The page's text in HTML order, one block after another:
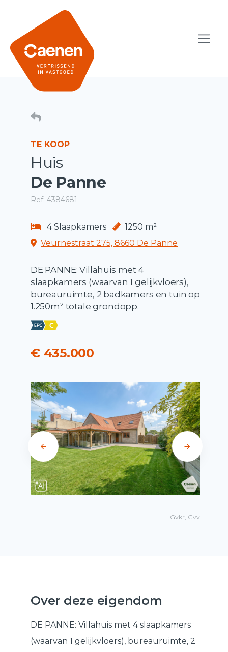
TE KOOP
Huis
De Panne
Ref. 4384681
4 Slaapkamers
1250 m²
Veurnestraat 275, 8660 De Panne
DE PANNE: Villahuis met 4
slaapkamers (waarvan 1 gelijkvloers),
bureauruimte, 2 badkamers en tuin op
1.250m² totale grondopp.
€ 435.000
Gvkr, Gvv
Over deze eigendom
DE PANNE: Villahuis met 4 slaapkamers
(waarvan 1 gelijkvloers), bureauruimte, 2